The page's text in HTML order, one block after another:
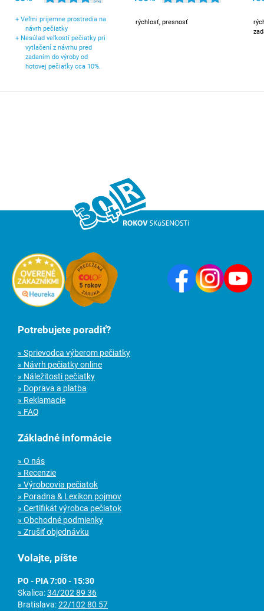
+ Veľmi prijemne prostredia na
návrh pečiatky
+ Nesúlad veľkostí pečiatky pri
vytlačení z návrhu pred
zadaním do výroby od
hotovej pečiatky cca 10%.
rýchlosť, presnosť
Potrebujete poradiť?
» Sprievodca výberom pečiatky
» Návrh pečiatky online
» Náležitosti pečiatky
» Doprava a platba
» Reklamacie
» FAQ
Základné informácie
» O nás
» Recenzie
» Výrobcovia pečiatok
» Poradna & Lexikon pojmov
» Certifikát výrobca pečiatok
» Obchodné podmienky
» Zrušiť objednávku
Volajte, píšte
PO - PIA 7:00 - 15:30
Skalica:34/202 89 36
Bratislava:22/102 80 57